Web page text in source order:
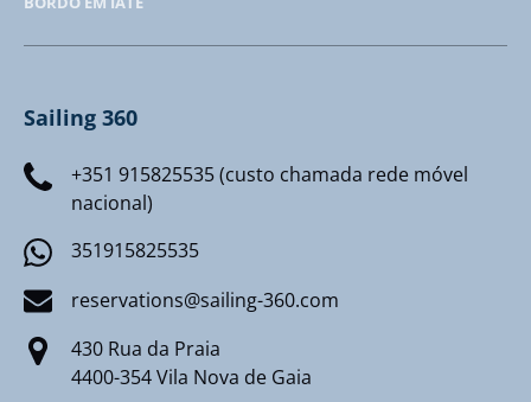
Sailing 360
+351 915825535 (custo chamada rede móvel
nacional)
351915825535
reservations@sailing-360.com
430 Rua da Praia
4400-354 Vila Nova de Gaia